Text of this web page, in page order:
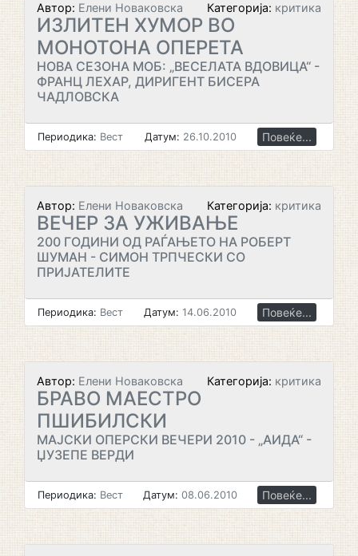
Автор: Елени Новаковска Категорија: критика
ИЗЛИТЕН ХУМОР ВО
МОНОТОНА ОПЕРЕТА
НОВА СЕЗОНА МОБ: „ВЕСЕЛАТА ВДОВИЦА“ -
ФРАНЦ ЛЕХАР, ДИРИГЕНТ БИСЕРА
ЧАДЛОВСКА
Периодика: Вест Датум: 26.10.2010 Повеќе...
Автор: Елени Новаковска Категорија: критика
ВЕЧЕР ЗА УЖИВАЊЕ
200 ГОДИНИ ОД РАЃАЊЕТО НА РОБЕРТ
ШУМАН - СИМОН ТРПЧЕСКИ СО
ПРИЈАТЕЛИТЕ
Периодика: Вест Датум: 14.06.2010 Повеќе...
Автор: Елени Новаковска Категорија: критика
БРАВО МАЕСТРО
ПШИБИЛСКИ
МАЈСКИ ОПЕРСКИ ВЕЧЕРИ 2010 - „АИДА“ -
ЏУЗЕПЕ ВЕРДИ
Периодика: Вест Датум: 08.06.2010 Повеќе...